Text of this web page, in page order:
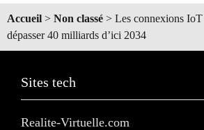
Accueil > Non classé > Les connexions
dépasser 40 milliards d’ici 2034
Sites tech
Realite-Virtuelle.com